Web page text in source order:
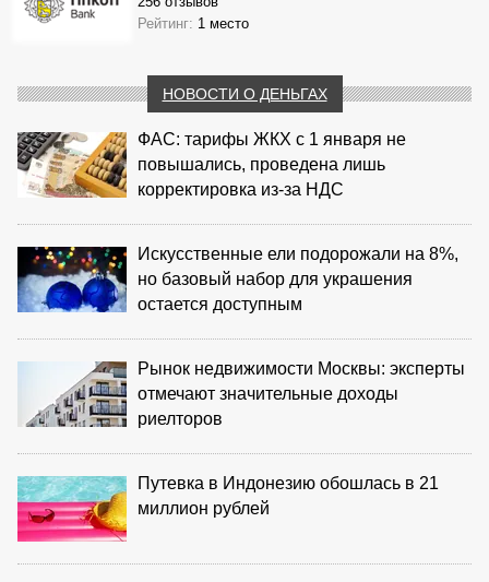
Рейтинг: 1 место
НОВОСТИ О ДЕНЬГАХ
ФАС: тарифы ЖКХ с 1 января не
повышались, проведена лишь
корректировка из‑за НДС
Искусственные ели подорожали на 8%,
но базовый набор для украшения
остается доступным
Рынок недвижимости Москвы: эксперты
отмечают значительные доходы
риелторов
Путевка в Индонезию обошлась в 21
миллион рублей